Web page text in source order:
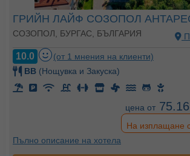
ГРИЙН ЛАЙФ СОЗОПОЛ
СОЗОПОЛ, БУРГАС, БЪЛГАРИЯ
10.0
(от 1 мнения на клиенти)
BB (Нощувка и Закуска)
цена от
На изплащане
Пълно описание на хотела